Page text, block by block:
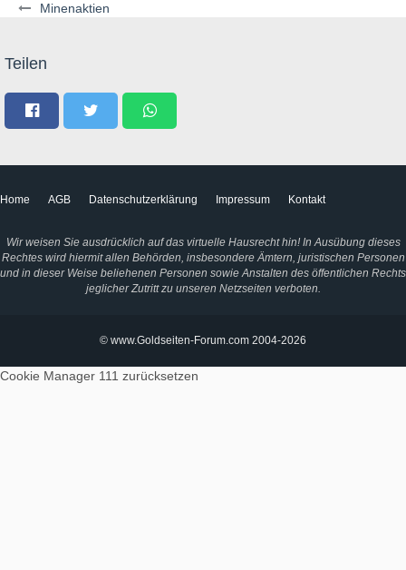
Minenaktien
Teilen
Home AGB Datenschutzerklärung Impressum Kontakt
Wir weisen Sie ausdrücklich auf das virtuelle Hausrecht hin! In Ausübung dieses
Rechtes wird hiermit allen Behörden, insbesondere Ämtern, juristischen Personen
und in dieser Weise beliehenen Personen sowie Anstalten des öffentlichen Rechts
jeglicher Zutritt zu unseren Netzseiten verboten.
© www.Goldseiten-Forum.com 2004-2026
Cookie Manager 111 zurücksetzen